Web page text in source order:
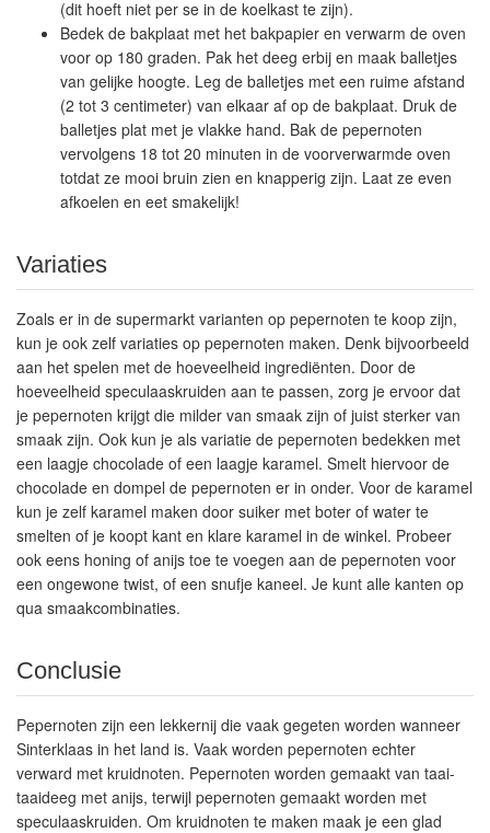
(dit hoeft niet per se in de koelkast te zijn).
Bedek de bakplaat met het bakpapier en verwarm de oven
voor op 180 graden. Pak het deeg erbij en maak balletjes
van gelijke hoogte. Leg de balletjes met een ruime afstand
(2 tot 3 centimeter) van elkaar af op de bakplaat. Druk de
balletjes plat met je vlakke hand. Bak de pepernoten
vervolgens 18 tot 20 minuten in de voorverwarmde oven
totdat ze mooi bruin zien en knapperig zijn. Laat ze even
afkoelen en eet smakelijk!
Variaties
Zoals er in de supermarkt varianten op pepernoten te koop zijn,
kun je ook zelf variaties op pepernoten maken. Denk bijvoorbeeld
aan het spelen met de hoeveelheid ingrediënten. Door de
hoeveelheid speculaaskruiden aan te passen, zorg je ervoor dat
je pepernoten krijgt die milder van smaak zijn of juist sterker van
smaak zijn. Ook kun je als variatie de pepernoten bedekken met
een laagje chocolade of een laagje karamel. Smelt hiervoor de
chocolade en dompel de pepernoten er in onder. Voor de karamel
kun je zelf karamel maken door suiker met boter of water te
smelten of je koopt kant en klare karamel in de winkel. Probeer
ook eens honing of anijs toe te voegen aan de pepernoten voor
een ongewone twist, of een snufje kaneel. Je kunt alle kanten op
qua smaakcombinaties.
Conclusie
Pepernoten zijn een lekkernij die vaak gegeten worden wanneer
Sinterklaas in het land is. Vaak worden pepernoten echter
verward met kruidnoten. Pepernoten worden gemaakt van taai-
taaideeg met anijs, terwijl pepernoten gemaakt worden met
speculaaskruiden. Om kruidnoten te maken maak je een glad